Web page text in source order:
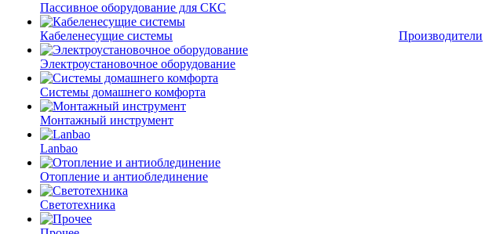
Пассивное оборудование для СКС
Кабеленесущие системы
Электроустановочное оборудование
Системы домашнего комфорта
Монтажный инструмент
Lanbao
Отопление и антиоблединение
Светотехника
Производители